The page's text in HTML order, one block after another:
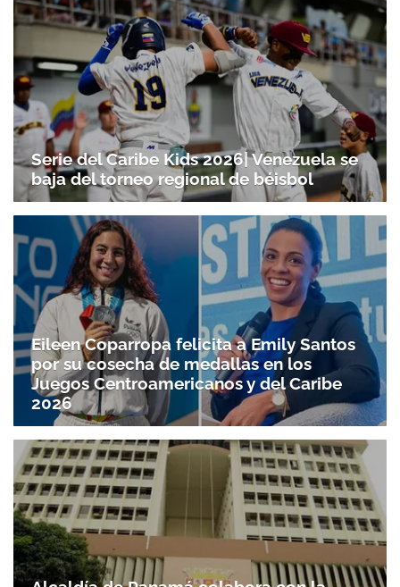
Serie del Caribe Kids 2026| Venezuela se
baja del torneo regional de béisbol
Eileen Coparropa felicita a Emily Santos
por su cosecha de medallas en los
Juegos Centroamericanos y del Caribe
2026